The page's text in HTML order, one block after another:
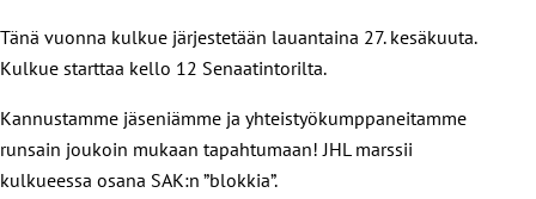
Tänä vuonna kulkue järjestetään lauantaina 27. kesäkuuta.
Kulkue starttaa kello 12 Senaatintorilta.
Kannustamme jäseniämme ja yhteistyökumppaneitamme
runsain joukoin mukaan tapahtumaan! JHL marssii
kulkueessa osana SAK:n ”blokkia”.